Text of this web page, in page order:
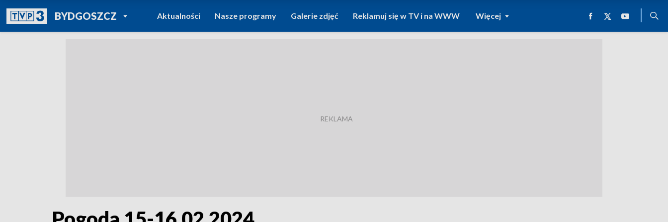
BYDGOSZCZPOWRÓT DO
TVP REGIONY
Aktualności Nasze programy Galerie zdjęć Reklamuj się w TV i na WWW Więcej